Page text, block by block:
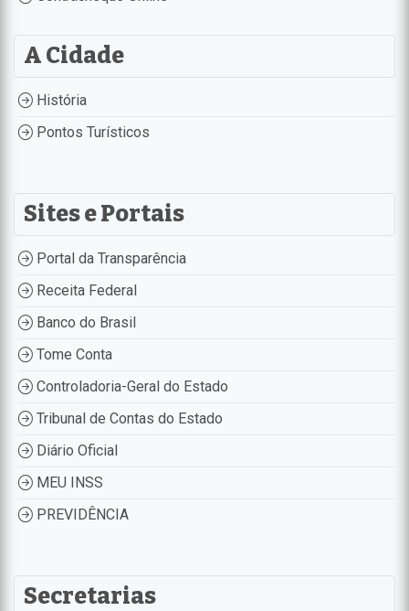
A Cidade
História
Pontos Turísticos
Sites e Portais
Portal da Transparência
Receita Federal
Banco do Brasil
Tome Conta
Controladoria-Geral do Estado
Tribunal de Contas do Estado
Diário Oficial
MEU INSS
PREVIDÊNCIA
Secretarias